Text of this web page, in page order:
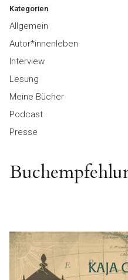
Kategorien
Allgemein
Autor*innenleben
Interview
Lesung
Meine Bücher
Podcast
Presse